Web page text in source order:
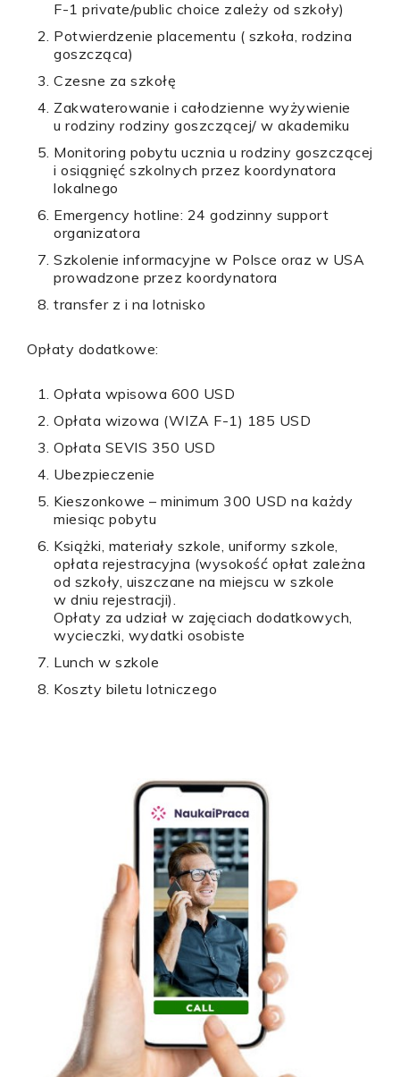
F-1 private/public choice zależy od szkoły)
Potwierdzenie placementu ( szkoła, rodzina
goszcząca)
Czesne za szkołę
Zakwaterowanie i całodzienne wyżywienie
u rodziny rodziny goszczącej/ w akademiku
Monitoring pobytu ucznia u rodziny goszczącej
i osiągnięć szkolnych przez koordynatora
lokalnego
Emergency hotline: 24 godzinny support
organizatora
Szkolenie informacyjne w Polsce oraz w USA
prowadzone przez koordynatora
transfer z i na lotnisko
Opłaty dodatkowe:
Opłata wpisowa 600 USD
Opłata wizowa (WIZA F-1) 185 USD
Opłata SEVIS 350 USD
Ubezpieczenie
Kieszonkowe – minimum 300 USD na każdy
miesiąc pobytu
Książki, materiały szkole, uniformy szkole,
opłata rejestracyjna (wysokość opłat zależna
od szkoły, uiszczane na miejscu w szkole
w dniu rejestracji).
Opłaty za udział w zajęciach dodatkowych,
wycieczki, wydatki osobiste
Lunch w szkole
Koszty biletu lotniczego